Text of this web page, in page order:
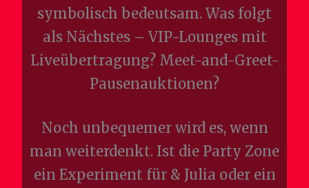
symbolisch bedeutsam. Was folgt
als Nächstes – VIP-Lounges mit
Liveübertragung? Meet-and-Greet-
Pausenauktionen?
Noch unbequemer wird es, wenn
man weiterdenkt. Ist die Party Zone
ein Experiment für & Julia oder ein